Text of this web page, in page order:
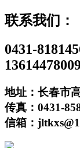
联系我们：
0431-
地址：长春市
传真：0431-
信箱：